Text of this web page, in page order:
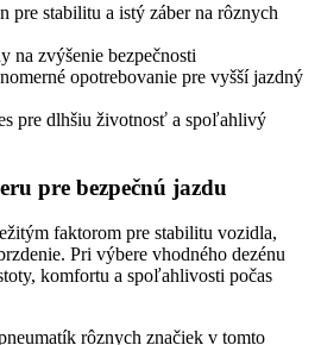
pre stabilitu a istý záber na rôznych
na zvýšenie bezpečnosti
opotrebovanie pre vyšší jazdný
pre dlhšiu životnosť a spoľahlivý
pre bezpečnú jazdu
faktorom pre stabilitu vozidla,
Pri výbere vhodného dezénu
komfortu a spoľahlivosti počas
rôznych značiek v tomto